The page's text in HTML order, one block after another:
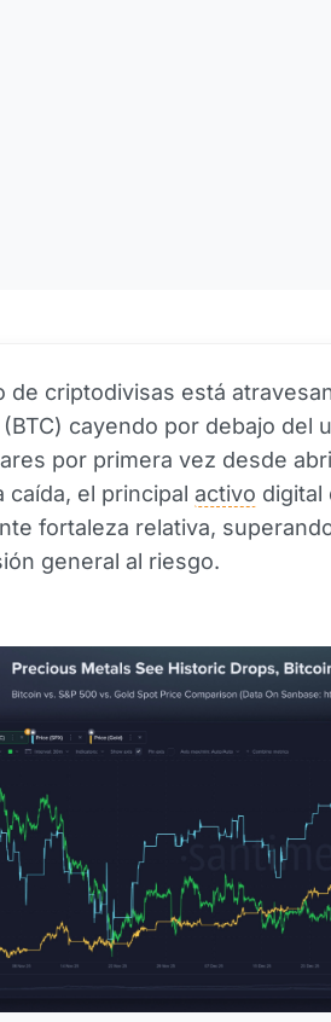
de criptodivisas está
cayendo por debajo del
por primera vez desde
caída, el principal activo digital
fortaleza relativa,
general al riesgo.